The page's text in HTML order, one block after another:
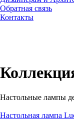
Обратная связь
Контакты
Настольные лампы
Настольная лампа